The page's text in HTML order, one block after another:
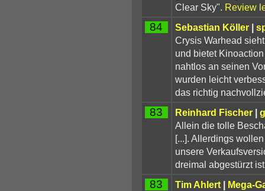
Clear Sky". Review
84 Sebastian Köller|
Crysis Warhead
und bietet
nahtlos an seinen
wurden leicht
das richtig
83 Reinhard Fischer|
Allein die tolle
[...]. Allerdings
unsere
dreimal abgestürzt
83 Tim Ahlert| Mega-